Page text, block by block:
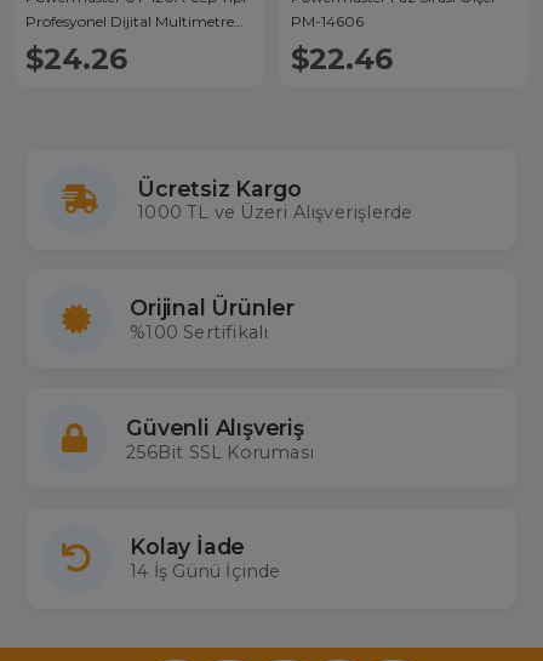
Profesyonel Dijital Multimetre
Ölçü Aleti
$24.26
PM-14606
$22.46
Ücretsiz Kargo
1000 TL ve Üzeri Alışverişlerde
Orijinal Ürünler
%100 Sertifikalı
Güvenli Alışveriş
256Bit SSL Koruması
Kolay İade
14 İş Günü İçinde